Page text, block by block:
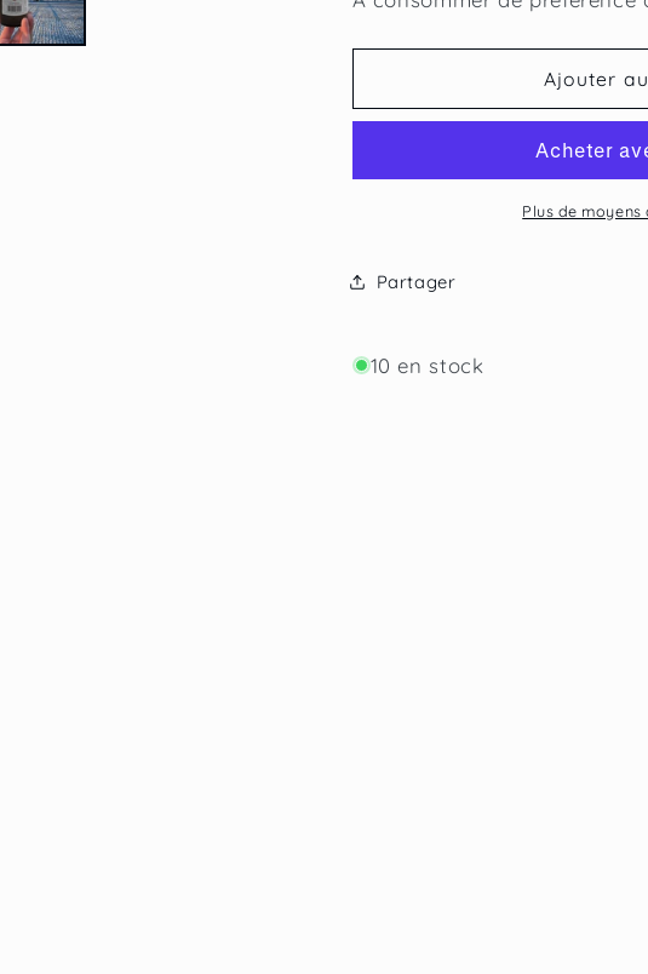
Abeiges
Abeiges
Ajouter
Plus de moyens
Partager
10 en stock